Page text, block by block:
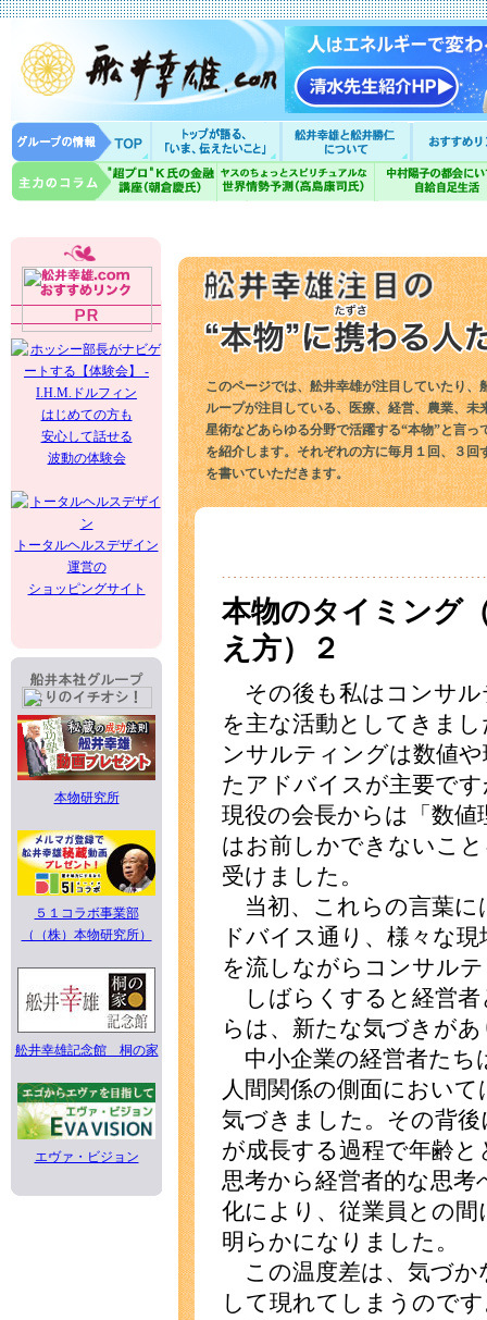
はじめての方も
安心して話せる
波動の体験会
トータルヘルスデザイン
運営の
ショッピングサイト
本物研究所
５１コラボ事業部
（（株）本物研究所）
舩井幸雄記念館 桐の家
エヴァ・ビジョン
このページでは、舩井幸雄が注目していたり、
ループが注目している、医療、経営、農業、未
星術などあらゆる分野で活躍する“本物”と言っ
を紹介します。それぞれの方に毎月１回、３回
を書いていただきます。
本物のタイミング
え方）２
その後も私はコンサル
を主な活動としてきま
ンサルティングは数値
たアドバイスが主要で
現役の会長からは「数
はお前しかできないこ
受けました。
当初、これらの言葉に
ドバイス通り、様々な
を流しながらコンサル
しばらくすると経営者
らは、新たな気づきが
中小企業の経営者たち
人間関係の側面におい
気づきました。その背
が成長する過程で年齢
思考から経営者的な思
化により、従業員との
明らかになりました。
この温度差は、気づか
して現れてしまうので